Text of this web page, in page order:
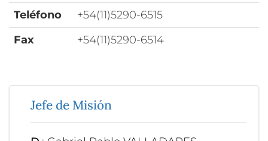
Teléfono
+54(11)5290-6515
Fax
+54(11)5290-6514
Jefe de Misión